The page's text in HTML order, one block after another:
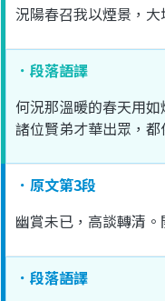
況陽春召我以煙景 ， 大
．段落語譯
何況那溫暖的春天用如
諸位賢弟才華出眾 ，都
．原文第3段
幽賞未已 ， 高談轉清 。
．段落語譯